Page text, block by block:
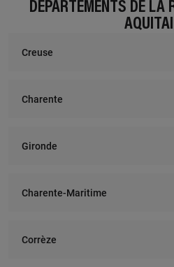
DÉPARTEMENTS DE LA
Creuse
Charente
Gironde
Charente-Maritime
Corrèze